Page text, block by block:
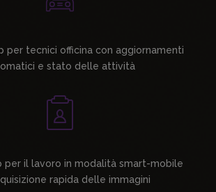
per tecnici officina con aggiornamenti
e stato delle attività
per il lavoro in modalità smart-mobile
rapida delle immagini